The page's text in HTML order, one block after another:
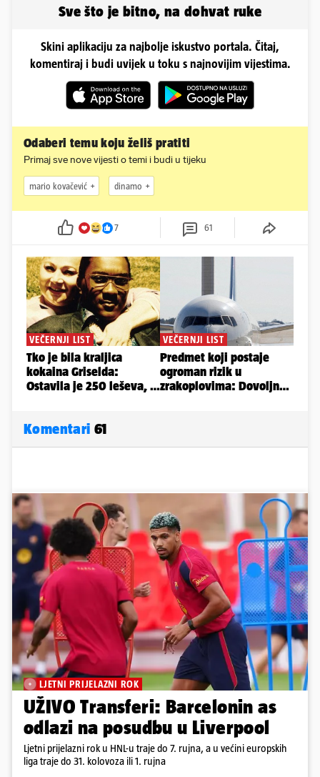
Sve što je bitno, na dohvat ruke
Skini aplikaciju za najbolje iskustvo portala. Čitaj,
komentiraj i budi uvijek u toku s najnovijim vijestima.
Odaberi temu koju želiš pratiti
Primaj sve nove vijesti o temi i budi u tijeku
mario kovačević dinamo
7 61
Komentari 61
LJETNI PRIJELAZNI ROK
UŽIVO Transferi: Barcelonin as
odlazi na posudbu u Liverpool
Ljetni prijelazni rok u HNL-u traje do 7. rujna, a u većini europskih
liga traje do 31. kolovoza ili 1. rujna